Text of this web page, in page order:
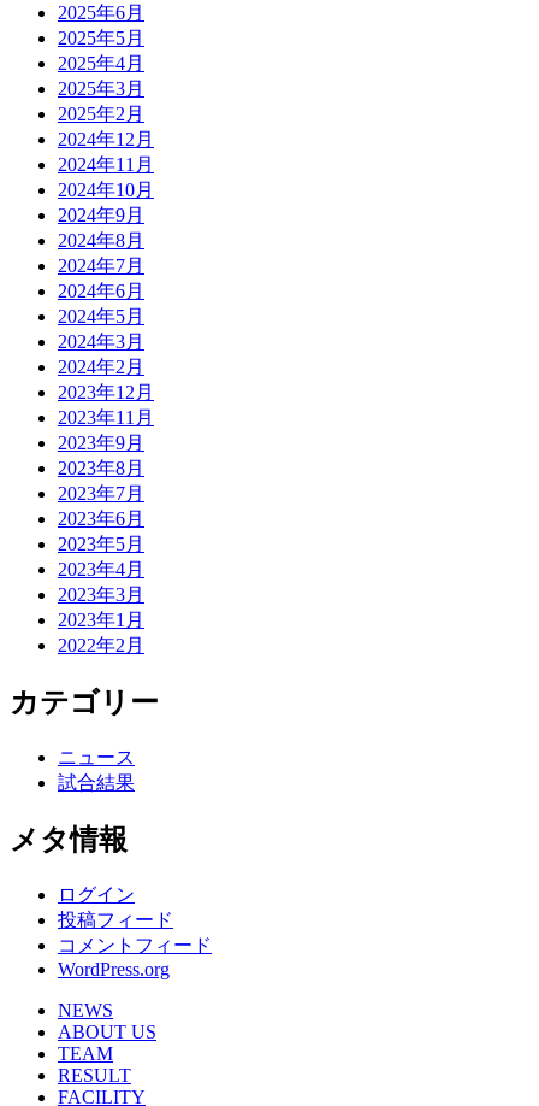
2025年6月
2025年5月
2025年4月
2025年3月
2025年2月
2024年12月
2024年11月
2024年10月
2024年9月
2024年8月
2024年7月
2024年6月
2024年5月
2024年3月
2024年2月
2023年12月
2023年11月
2023年9月
2023年8月
2023年7月
2023年6月
2023年5月
2023年4月
2023年3月
2023年1月
2022年2月
カテゴリー
ニュース
試合結果
メタ情報
ログイン
投稿フィード
コメントフィード
WordPress.org
NEWS
ABOUT US
TEAM
RESULT
FACILITY